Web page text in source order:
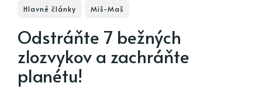
Hlavné články Miš-Maš
Odstráňte 7 bežných
zlozvykov a zachráňte
planétu!